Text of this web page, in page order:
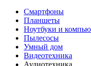
Смартфоны
Планшеты
Ноутбуки и
Пылесосы
Умный дом
Видеотехника